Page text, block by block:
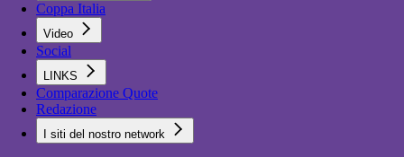
Coppa Italia
Video
Social
LINKS
Comparazione Quote
Redazione
I siti del nostro network